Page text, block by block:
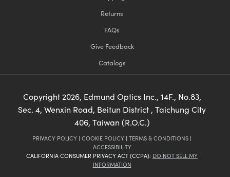
Returns
FAQs
Give Feedback
Catalogs
Copyright 2026, Edmund Optics Inc., 14F., No.83,
Sec. 4, Wenxin Road, Beitun District , Taichung City
406, Taiwan (R.O.C.)
PRIVACY POLICY | COOKIE POLICY | TERMS & CONDITIONS |
ACCESSIBILITY
CALIFORNIA CONSUMER PRIVACY ACT (CCPA): DO NOT SELL MY
INFORMATION